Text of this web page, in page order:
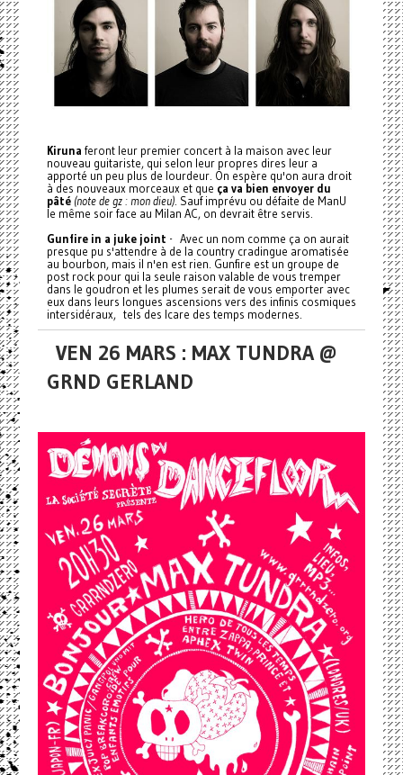
Kiruna feront leur premier concert à la maison avec leur
nouveau guitariste, qui selon leur propres dires leur a
apporté un peu plus de lourdeur. On espère qu'on aura droit
à des nouveaux morceaux et que ça va bien envoyer du
pâté (note de gz : mon dieu). Sauf imprévu ou défaite de ManU
le même soir face au Milan AC, on devrait être servis.
Gunfire in a juke joint - Avec un nom comme ça on aurait
presque pu s'attendre à de la country cradingue aromatisée
au bourbon, mais il n'en est rien. Gunfire est un groupe de
post rock pour qui la seule raison valable de vous tremper
dans le goudron et les plumes serait de vous emporter avec
eux dans leurs longues ascensions vers des infinis cosmiques
intersidéraux, tels des Icare des temps modernes.
VEN 26 MARS : MAX TUNDRA @
GRND GERLAND